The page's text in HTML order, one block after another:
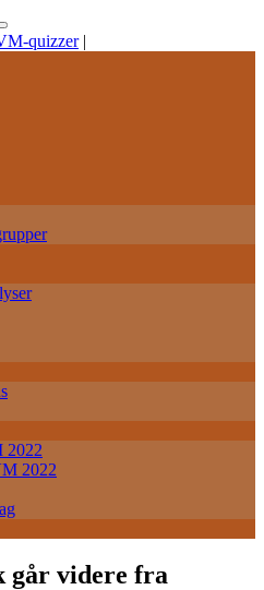
quizzer |
2022
2022
går videre fra